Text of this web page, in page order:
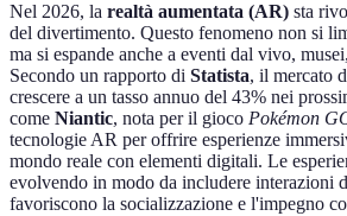
Nel 2026, la realtà aumentata (AR) sta
del divertimento. Questo fenomeno non si
ma si espande anche a eventi dal vivo,
Secondo un rapporto di Statista, il mercato
crescere a un tasso annuo del 43% nei
come Niantic, nota per il gioco Pokémon
tecnologie AR per offrire esperienze
mondo reale con elementi digitali. Le
evolvendo in modo da includere interazioni
favoriscono la socializzazione e l'impegno